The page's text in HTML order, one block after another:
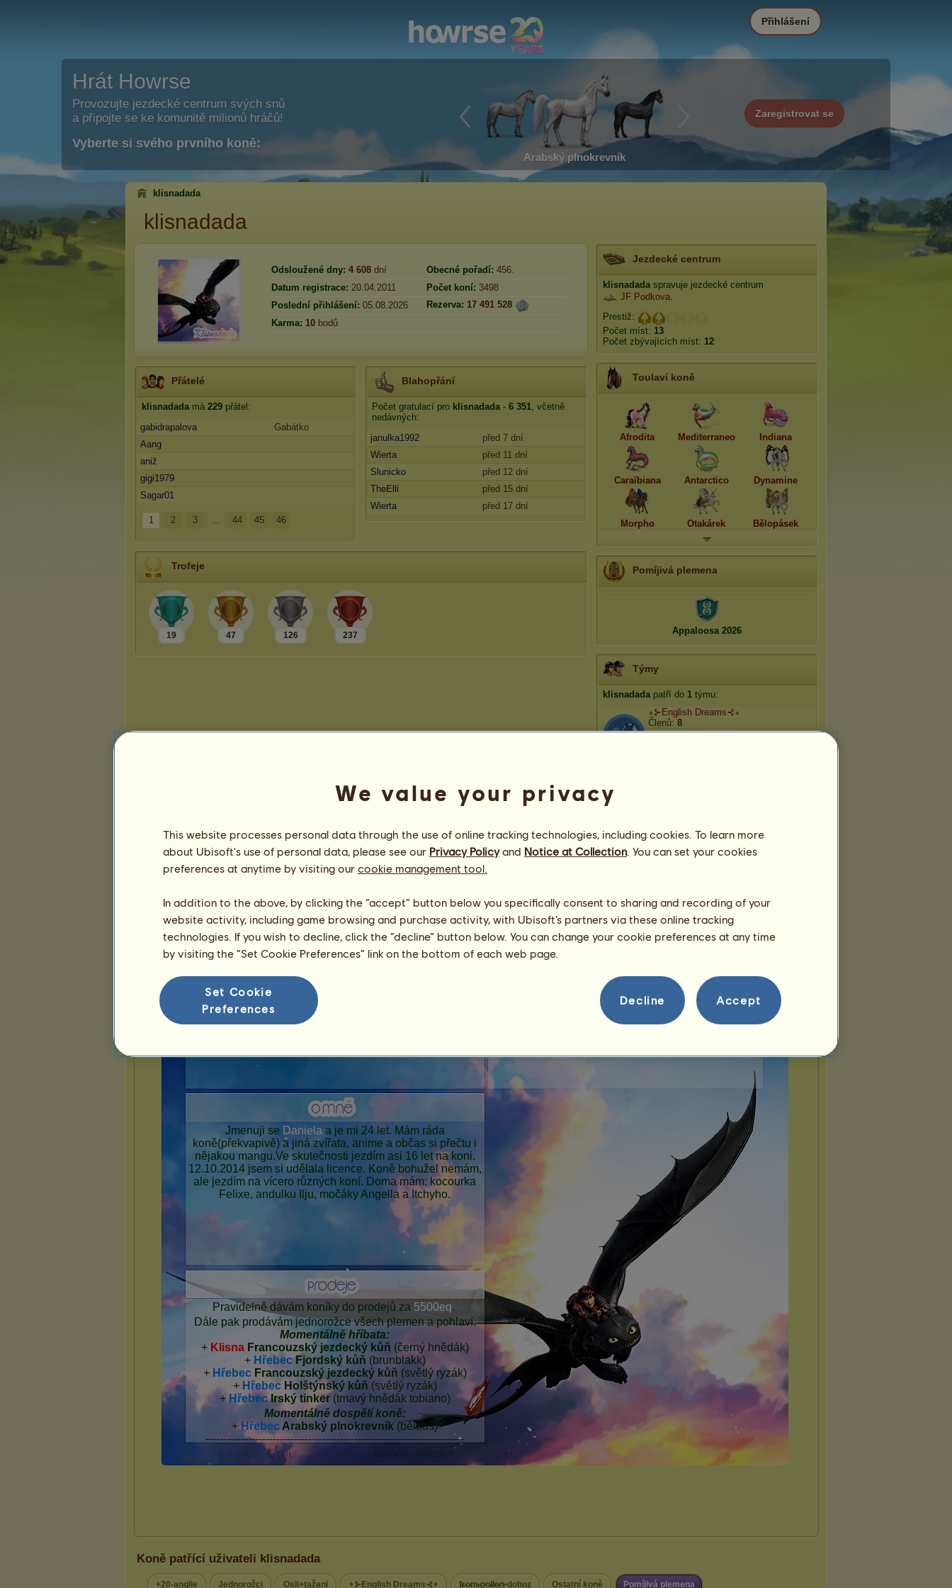
Hrát Howrse
Provozujte jezdecké centrum svých snů
a připojte se ke komunitě milionů hráčů!
Vyberte si svého prvního koně:
Arabský plnokrevník
Zaregistrovat se
Přihlášení
klisnadada
klisnadada
Odsloužené dny: 4 608 dní Obecné pořadí: 456.
Datum registrace: 20.04.2011 Počet koní: 3498
Poslední přihlášení: 05.08.2026 Rezerva: 17 491 528
Karma: 10 bodů
Přátelé
klisnadadamá 229 přátel:
gabidrapalova
Gabátko
Aang
aniž
gigi1979
Sagar01
1 2 3 ... 44 45 46
Blahopřání
Počet gratulací pro klisnadada- 6 351, včetně
nedávných:
janulka1992
před 7 dní
Wierta
před 11 dní
Slunicko
před 12 dní
TheElli
před 15 dní
Wierta
před 17 dní
Trofeje
19 47 126 237
Jezdecké centrum
klisnadadaspravuje jezdecké centrum
JF Podkova.
Prestiž:
Počet míst: 13
Počet zbývajících míst: 12
Toulaví koně
Afrodita Mediterraneo Indiana
Caraïbiana Antarctico Dynamine
Morpho Otakárek Bělopásek
Pomíjivá plemena
Appaloosa 2026
Týmy
klisnadadapatří do 1 týmu:
∘⊱English Dreams⊰∘
Členů: 8
Koně patřící uživateli klisnadada
+20-anglie Jednorožci Osli+tažani ∘⊱English Dreams⊰∘ f̷r̷o̷m̷ ̷p̷o̷l̷l̷e̷n̷-dohoz Ostatní koně Pomíjivá plemena
We value your privacy
This website processes personal data through the use of online tracking technologies, including cookies. To learn more
about Ubisoft's use of personal data, please see our Privacy Policyand Notice at Collection. You can set your cookies
preferences at anytime by visiting our cookie management tool.
In addition to the above, by clicking the “accept” button below you specifically consent to sharing and recording of your
website activity, including game browsing and purchase activity, with Ubisoft’s partners via these online tracking
technologies. If you wish to decline, click the “decline” button below. You can change your cookie preferences at any time
by visiting the “Set Cookie Preferences” link on the bottom of each web page.
Set Cookie
Preferences
Decline Accept